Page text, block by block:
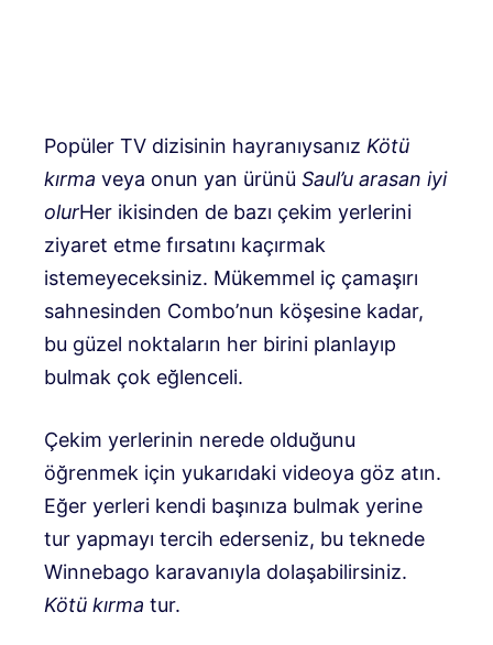
Popüler TV dizisinin hayranıysanız Kötü
kırma veya onun yan ürünü Saul’u arasan iyi
olurHer ikisinden de bazı çekim yerlerini
ziyaret etme fırsatını kaçırmak
istemeyeceksiniz. Mükemmel iç çamaşırı
sahnesinden Combo’nun köşesine kadar,
bu güzel noktaların her birini planlayıp
bulmak çok eğlenceli.
Çekim yerlerinin nerede olduğunu
öğrenmek için yukarıdaki videoya göz atın.
Eğer yerleri kendi başınıza bulmak yerine
tur yapmayı tercih ederseniz, bu teknede
Winnebago karavanıyla dolaşabilirsiniz.
Kötü kırma tur.